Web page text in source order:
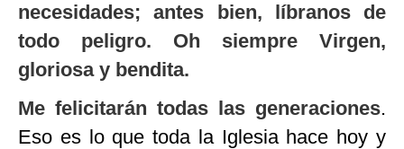
necesidades; antes bien, líbranos de
todo peligro. Oh siempre Virgen,
gloriosa y bendita.
Me felicitarán todas las generaciones.
Eso es lo que toda la Iglesia hace hoy y